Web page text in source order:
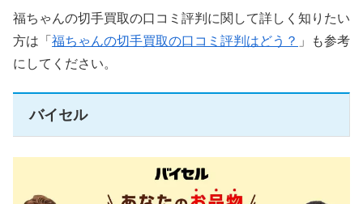
福ちゃんの切手買取の口コミ評判に関して詳しく知りたい
方は「福ちゃんの切手買取の口コミ評判はどう？ 」も参考
にしてください。
バイセル